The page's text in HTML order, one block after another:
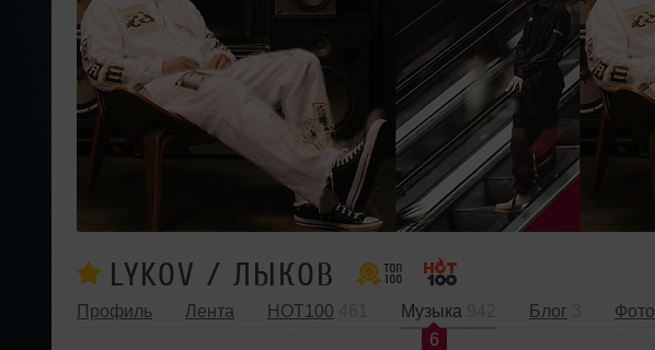
LYKOV / ЛЫКОВ
Профиль Лента HOT100
Музыка
6
Блог Фото